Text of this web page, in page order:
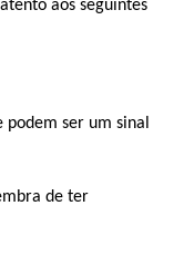
aos seguintes
ser um sinal
de ter